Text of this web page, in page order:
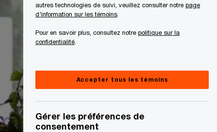
autres technologies de suivi, veuillez consulter notre page
d'information sur les témoins
Pour en savoir plus, consultez notre politique sur la
confidentialité
Accepter tous les témoins
Gérer les préférences de
consentement